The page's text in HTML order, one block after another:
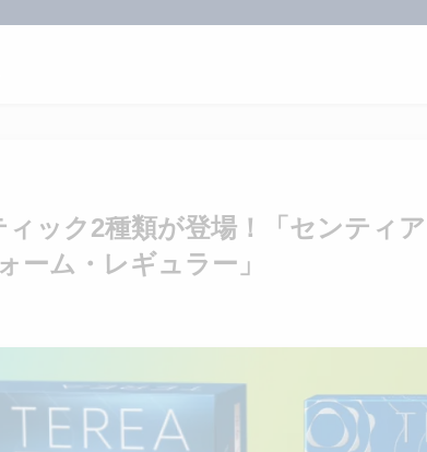
ック2種類が登場！「センティ
ーム・レギュラー」